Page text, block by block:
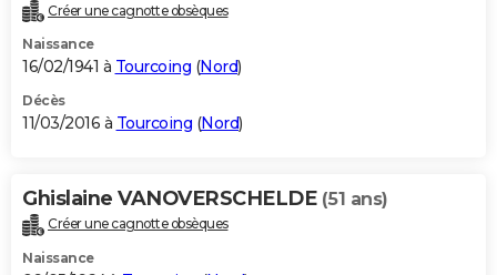
Créer une cagnotte obsèques
Naissance
16/02/1941 à Tourcoing (Nord)
Décès
11/03/2016 à Tourcoing (Nord)
Ghislaine VANOVERSCHELDE (51 ans)
Créer une cagnotte obsèques
Naissance